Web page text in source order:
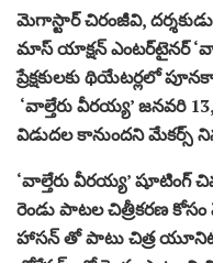
మెగాస్టార్ చిరంజీవి,
మాస్ యాక్షన్ ఎంటర్‌టైనర్
ప్రేక్షకులకు థియేటర్లలో
‘వాల్తేరు వీరయ్య’ జనవరి
విడుదల కానుందని మేకర్స్
‘వాల్తేరు వీరయ్య’
రెండు పాటల చిత్రీకరణ
హాసన్ తో పాటు చిత్ర యూనిట్